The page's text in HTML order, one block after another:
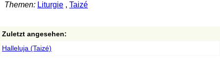
Themen: Liturgie, Taizé
Zuletzt angesehen:
Halleluja (Taizé)